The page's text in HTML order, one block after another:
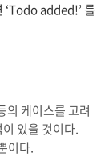
added!’ 를
케이스를 고려
있을 것이다.
이다.